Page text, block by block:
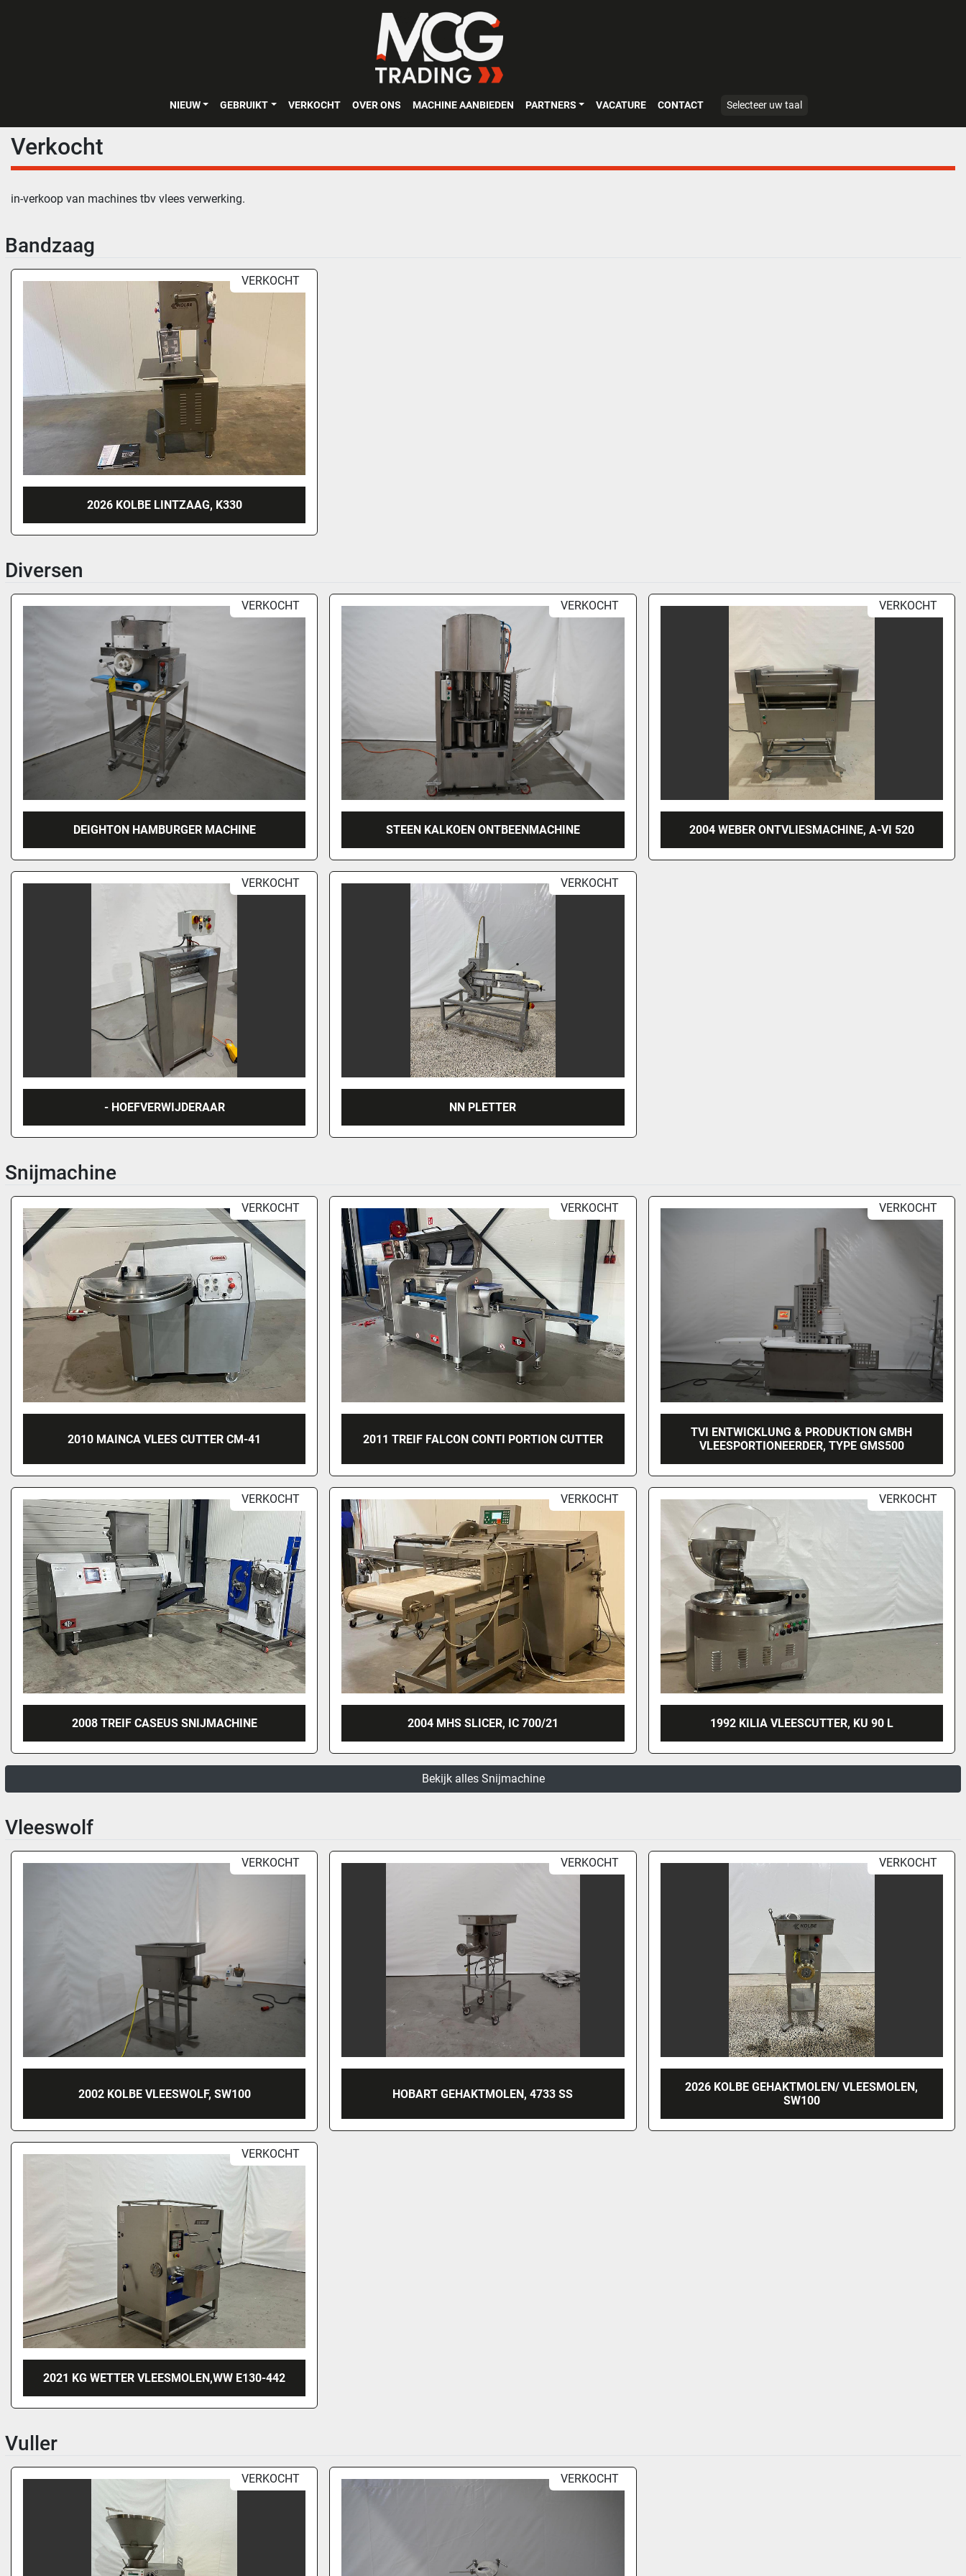
NIEUW GEBRUIKT VERKOCHT OVER ONS MACHINE AANBIEDEN PARTNERS VACATURE CONTACT Selecteer uw taal
Verkocht
in-verkoop van machines tbv vlees verwerking.
Bandzaag
VERKOCHT
2026 KOLBE LINTZAAG, K330
Diversen
VERKOCHT
DEIGHTON HAMBURGER MACHINE
VERKOCHT
STEEN KALKOEN ONTBEENMACHINE
VERKOCHT
2004 WEBER ONTVLIESMACHINE, A-VI 520
VERKOCHT
- HOEFVERWIJDERAAR
VERKOCHT
NN PLETTER
Snijmachine
VERKOCHT
2010 MAINCA VLEES CUTTER CM-41
VERKOCHT
2011 TREIF FALCON CONTI PORTION CUTTER
VERKOCHT
TVI ENTWICKLUNG & PRODUKTION GMBH
VLEESPORTIONEERDER, TYPE GMS500
VERKOCHT
2008 TREIF CASEUS SNIJMACHINE
VERKOCHT
2004 MHS SLICER, IC 700/21
VERKOCHT
1992 KILIA VLEESCUTTER, KU 90 L
Bekijk alles Snijmachine
Vleeswolf
VERKOCHT
2002 KOLBE VLEESWOLF, SW100
VERKOCHT
HOBART GEHAKTMOLEN, 4733 SS
VERKOCHT
2026 KOLBE GEHAKTMOLEN/ VLEESMOLEN,
SW100
VERKOCHT
2021 KG WETTER VLEESMOLEN,WW E130-442
Vuller
VERKOCHT VERKOCHT